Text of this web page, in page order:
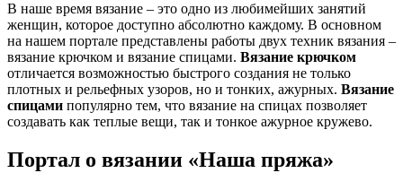
В наше время вязание – это одно из любимейших занятий
женщин, которое доступно абсолютно каждому. В основном
на нашем портале представлены работы двух техник вязания –
вязание крючком и вязание спицами. Вязание крючком
отличается возможностью быстрого создания не только
плотных и рельефных узоров, но и тонких, ажурных. Вязание
спицами популярно тем, что вязание на спицах позволяет
создавать как теплые вещи, так и тонкое ажурное кружево.
Портал о вязании «Наша пряжа»